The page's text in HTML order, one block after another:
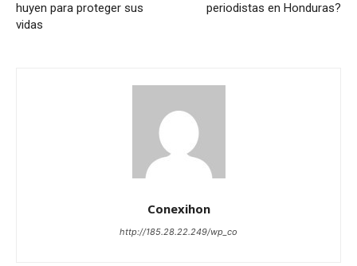
huyen para proteger sus
vidas
periodistas en Honduras?
Conexihon
http://185.28.22.249/wp_co